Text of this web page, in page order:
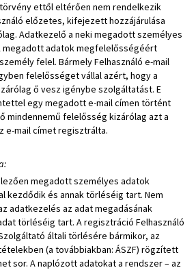
ettől eltérően nem rendelkezik
előzetes, kifejezett hozzájárulása
Adatkezelő a neki megadott személyes
megadott adatok megfelelősségéért
felel. Bármely Felhasználó e-mail
felelősséget vállal azért, hogy a
ő vesz igénybe szolgáltatást. E
egy megadott e-mail címen történt
mindennemű felelősség kizárólag azt a
e-mail címet regisztrálta.
megadott személyes adatok
kezdődik és annak törléséig tart. Nem
adatkezelés az adat megadásának
törléséig tart. A regisztráció Felhasználó
általi törlésére bármikor, az
(a továbbiakban: ÁSZF) rögzített
sor. A naplózott adatokat a rendszer – az